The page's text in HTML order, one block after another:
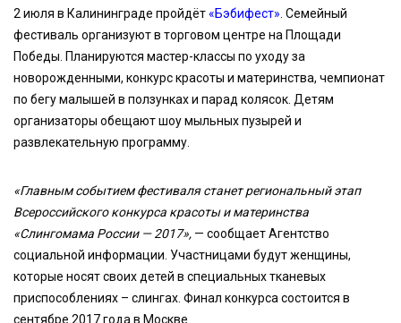
2 июля в Калининграде пройдёт«Бэбифест» . Семейный
фестиваль организуют в торговом центре на Площади
Победы. Планируются мастер-классы по уходу за
новорожденными, конкурс красоты и материнства, чемпионат
по бегу малышей в ползунках и парад колясок. Детям
организаторы обещают шоу мыльных пузырей и
развлекательную программу.
«Главным событием фестиваля станет региональный этап
Всероссийского конкурса красоты и материнства
«Слингомама России — 2017», — сообщает Агентство
социальной информации. Участницами будут женщины,
которые носят своих детей в специальных тканевых
приспособлениях – слингах. Финал конкурса состоится в
сентябре 2017 года в Москве.